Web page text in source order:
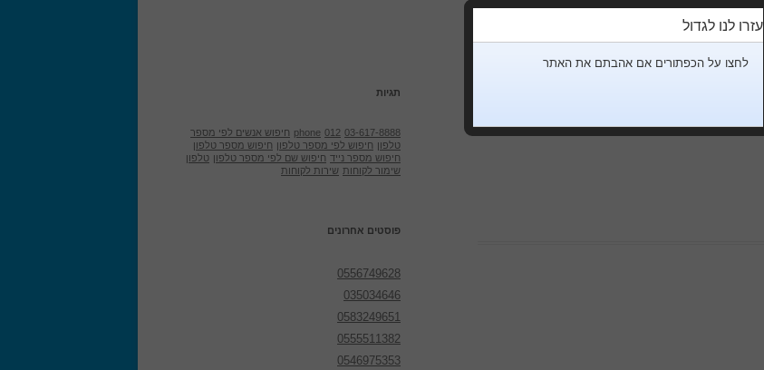
תגיות
03-617-8888
012
phone חיפוש אנשים לפי מספר
טלפון חיפוש לפי מספר טלפון חיפוש מספר טלפון
חיפוש מספר נייד חיפוש שם לפי מספר טלפון טלפון
שימור לקוחות שירות לקוחות
פוסטים אחרונים
0556749628
035034646
0583249651
0555511382
0546975353
עזרו לנו לגדול
לחצו על הכפתורים אם אהבתם את האתר